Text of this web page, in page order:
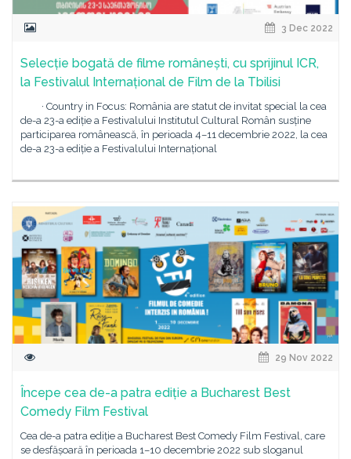
3 Dec 2022
Selecție bogată de filme românești, cu sprijinul ICR,
la Festivalul Internațional de Film de la Tbilisi
· Country in Focus: România are statut de invitat special la cea
de-a 23-a ediție a Festivalului Institutul Cultural Român susține
participarea românească, în perioada 4–11 decembrie 2022, la cea
de-a 23-a ediție a Festivalului Internațional
29 Nov 2022
Începe cea de-a patra ediție a Bucharest Best
Comedy Film Festival
Cea de-a patra ediție a Bucharest Best Comedy Film Festival, care
se desfășoară în perioada 1–10 decembrie 2022 sub sloganul